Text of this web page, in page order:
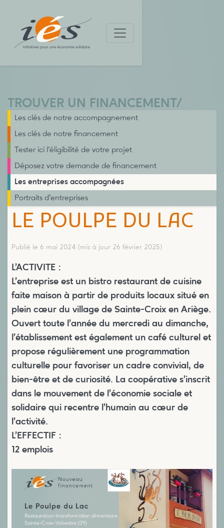
LE POULPE DU LAC
Publié le 6 mai 2024 (mis à jour 26 février 2025)
L’ACTIVITE :
L’entreprise est un bistro restaurant de cuisine
faite maison à partir de produits locaux situé en
plein cœur du village de Sainte-Croix en Ariège.
Ouvert toute l’année du mercredi au dimanche,
l’établissement est également un café culturel et
propose régulièrement une programmation
culturelle pour favoriser un cadre convivial, de
bien-être et de curiosité. La coopérative s’inscrit
dans le mouvement de l’économie sociale et
solidaire qui recentre l’humain au cœur de
l’activité.
L’EFFECTIF :
12 emplois
TROUVER UN FINANCEMENT/
Les clés de notre accompagnement
Les clés de notre financement
Tester ici l’éligibilité de votre projet
Déposez votre demande de financement
Les entreprises accompagnées
Portraits d’entreprises